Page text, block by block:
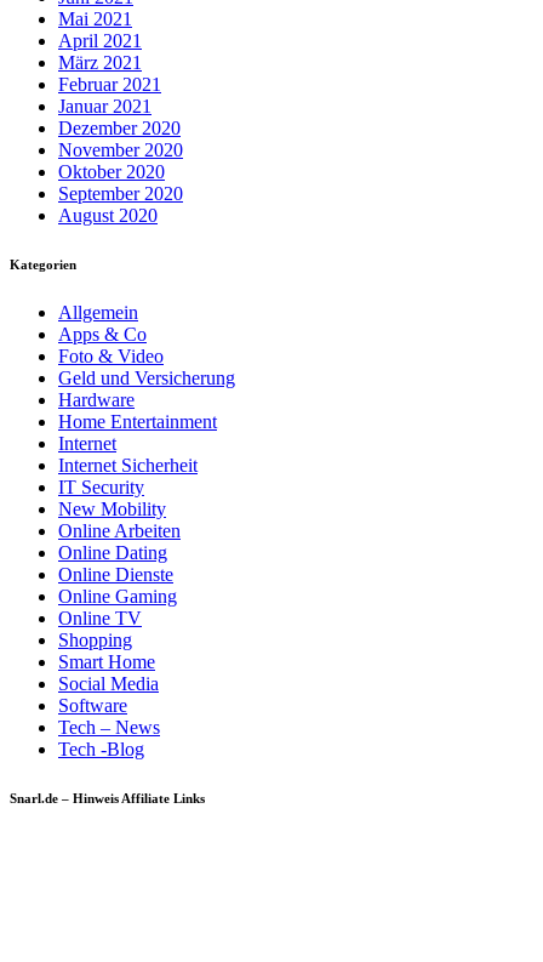
Mai 2021
April 2021
März 2021
Februar 2021
Januar 2021
Dezember 2020
November 2020
Oktober 2020
September 2020
August 2020
Kategorien
Allgemein
Apps & Co
Foto & Video
Geld und Versicherung
Hardware
Home Entertainment
Internet
Internet Sicherheit
IT Security
New Mobility
Online Arbeiten
Online Dating
Online Dienste
Online Gaming
Online TV
Shopping
Smart Home
Social Media
Software
Tech – News
Tech -Blog
Snarl.de – Hinweis Affiliate Links